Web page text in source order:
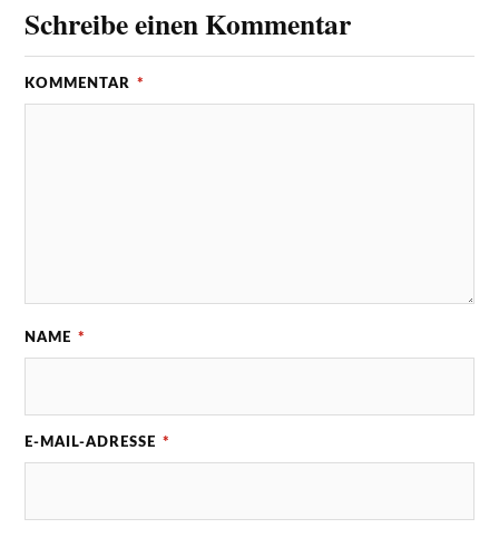
Schreibe einen Kommentar
KOMMENTAR *
NAME *
E-MAIL-ADRESSE *